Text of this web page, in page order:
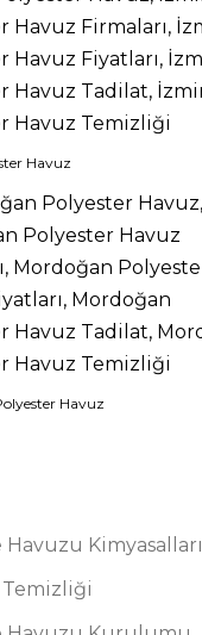
Havuz
Havuz
Havuzu Kimyasalları
Temizliği